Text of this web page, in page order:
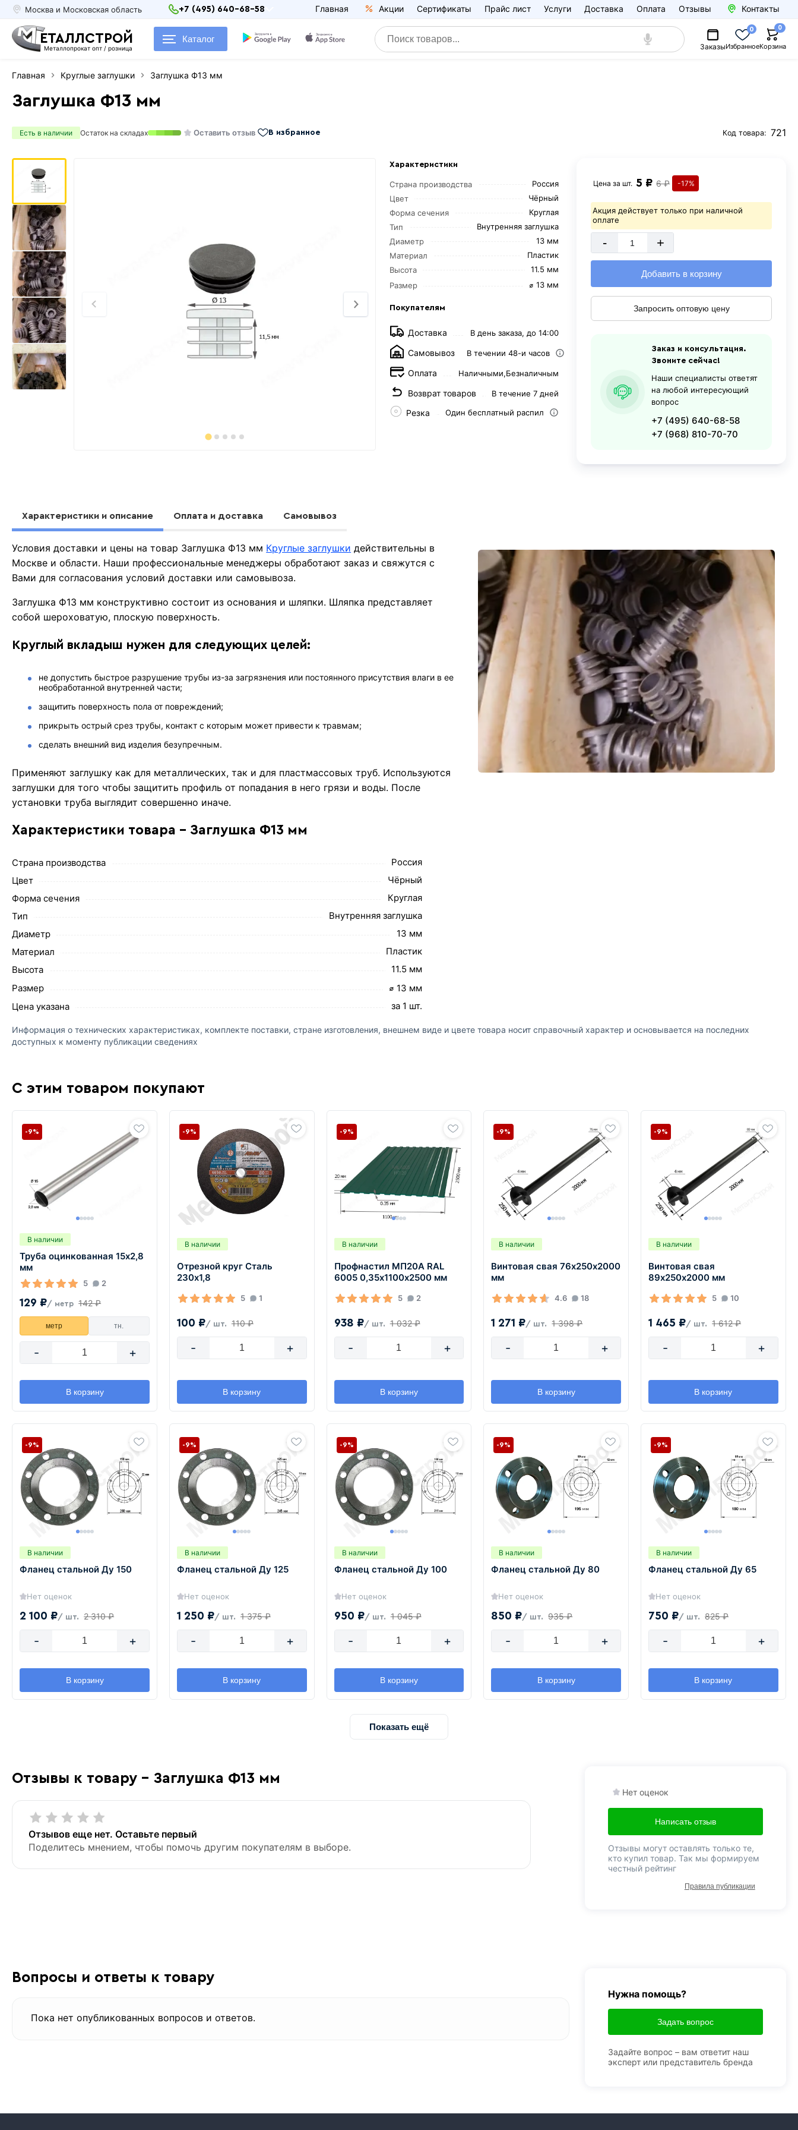
Москва и Московская область +7 (495) 640-68-58 Главная Акции Сертификаты Прайс лист Услуги Доставка Оплата Отзывы Контакты
ЕТАЛЛСТРОЙ
Металлопрокат опт / розница
Каталог
ЗаказыИзбранное
0
Корзина
0
Главная Круглые заглушки Заглушка Ф13 мм
Заглушка Ф13 мм
Есть в наличии Остаток на складах Оставить отзыв В избранное Код товара: 721
Характеристики
Страна производства
Россия
Цвет
Чёрный
Форма сечения
Круглая
Тип
Внутренняя заглушка
Диаметр
13 мм
Материал
Пластик
Высота
11.5 мм
Размер
⌀ 13 мм
Покупателям
Доставка В день заказа, до 14:00
Самовывоз В течении 48-и часов
Оплата Наличными,Безналичным
Возврат товаров В течение 7 дней
Резка Один бесплатный распил
Цена за шт. 5 ₽ 6 ₽ -17%
Акция действует только при наличной
оплате
- +
Добавить в корзину
Запросить оптовую цену
Заказ и консультация.
Звоните сейчас!
Наши специалисты ответят
на любой интересующий
вопрос
+7 (495) 640-68-58
+7 (968) 810-70-70
Характеристики и описание Оплата и доставка Самовывоз
Условия доставки и цены на товар Заглушка Ф13 мм Круглые заглушки действительны в
Москве и области. Наши профессиональные менеджеры обработают заказ и свяжутся с
Вами для согласования условий доставки или самовывоза.
Заглушка Ф13 мм конструктивно состоит из основания и шляпки. Шляпка представляет
собой шероховатую, плоскую поверхность.
Круглый вкладыш нужен для следующих целей:
не допустить быстрое разрушение трубы из-за загрязнения или постоянного присутствия влаги в ее
необработанной внутренней части;
защитить поверхность пола от повреждений;
прикрыть острый срез трубы, контакт с которым может привести к травмам;
сделать внешний вид изделия безупречным.
Применяют заглушку как для металлических, так и для пластмассовых труб. Используются
заглушки для того чтобы защитить профиль от попадания в него грязи и воды. После
установки труба выглядит совершенно иначе.
Характеристики товара - Заглушка Ф13 мм
Страна производства
Россия
Цвет
Чёрный
Форма сечения
Круглая
Тип
Внутренняя заглушка
Диаметр
13 мм
Материал
Пластик
Высота
11.5 мм
Размер
⌀ 13 мм
Цена указана
за 1 шт.
Информация о технических характеристиках, комплекте поставки, стране изготовления, внешнем виде и цвете товара носит справочный характер и основывается на последних
доступных к моменту публикации сведениях
С этим товаром покупают
В наличии
Труба оцинкованная 15х2,8
мм
5 2
129 ₽/ метр 142 ₽
-9%
метр тн.
- +
В корзину
В наличии
Отрезной круг Сталь
230х1,8
5 1
100 ₽/ шт. 110 ₽
-9%
- +
В корзину
В наличии
Профнастил МП20А RAL
6005 0,35х1100х2500 мм
5 2
938 ₽/ шт. 1 032 ₽
-9%
- +
В корзину
В наличии
Винтовая свая 76х250х2000
мм
4.6 18
1 271 ₽/ шт. 1 398 ₽
-9%
- +
В корзину
В наличии
Винтовая свая
89х250х2000 мм
5 10
1 465 ₽/ шт. 1 612 ₽
-9%
- +
В корзину
В наличии
Фланец стальной Ду 150
Нет оценок
2 100 ₽/ шт. 2 310 ₽
-9%
- +
В корзину
В наличии
Фланец стальной Ду 125
Нет оценок
1 250 ₽/ шт. 1 375 ₽
-9%
- +
В корзину
В наличии
Фланец стальной Ду 100
Нет оценок
950 ₽/ шт. 1 045 ₽
-9%
- +
В корзину
В наличии
Фланец стальной Ду 80
Нет оценок
850 ₽/ шт. 935 ₽
-9%
- +
В корзину
В наличии
Фланец стальной Ду 65
Нет оценок
750 ₽/ шт. 825 ₽
-9%
- +
В корзину
Показать ещё
Отзывы к товару - Заглушка Ф13 мм
Отзывов еще нет. Оставьте первый
Поделитесь мнением, чтобы помочь другим покупателям в выборе.
Нет оценок
Написать отзыв
Отзывы могут оставлять только те,
кто купил товар. Так мы формируем
честный рейтинг
Правила публикации
Вопросы и ответы к товару
Пока нет опубликованных вопросов и ответов.
Нужна помощь?
Задать вопрос
Задайте вопрос – вам ответит наш
эксперт или представитель бренда